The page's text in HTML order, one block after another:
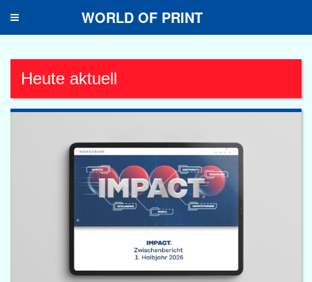
Toggle
WORLD OF PRINT
Heute aktuell